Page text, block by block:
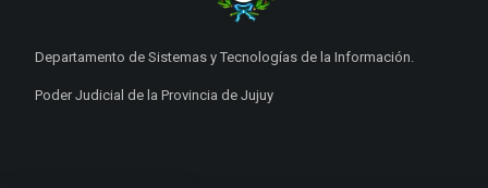
Departamento de Sistemas y Tecnologías de la Información.
Poder Judicial de la Provincia de Jujuy